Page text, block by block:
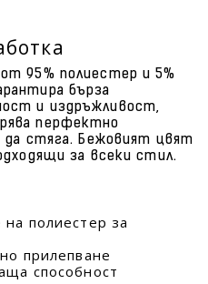
95% полиестер и 5%
бърза
и издръжливост,
перфектно
да стяга. Бежовият цвят
за всеки стил.
полиестер за
прилепване
способност